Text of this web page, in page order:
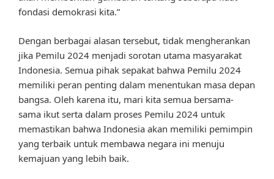
fondasi demokrasi kita.”
Dengan berbagai alasan tersebut, tidak mengherankan
jika Pemilu 2024 menjadi sorotan utama masyarakat
Indonesia. Semua pihak sepakat bahwa Pemilu 2024
memiliki peran penting dalam menentukan masa depan
bangsa. Oleh karena itu, mari kita semua bersama-
sama ikut serta dalam proses Pemilu 2024 untuk
memastikan bahwa Indonesia akan memiliki pemimpin
yang terbaik untuk membawa negara ini menuju
kemajuan yang lebih baik.